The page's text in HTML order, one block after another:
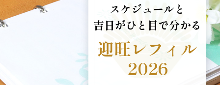
スケジュールと
吉日がひと目で分かる
迎旺レフィル
2026